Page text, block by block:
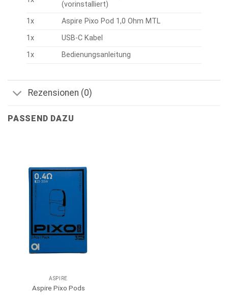
(vorinstalliert)
1x
Aspire Pixo Pod 1,0 Ohm MTL
1x
USB-C Kabel
1x
Bedienungsanleitung
Rezensionen (0)
PASSEND DAZU
ASPIRE
Aspire Pixo Pods